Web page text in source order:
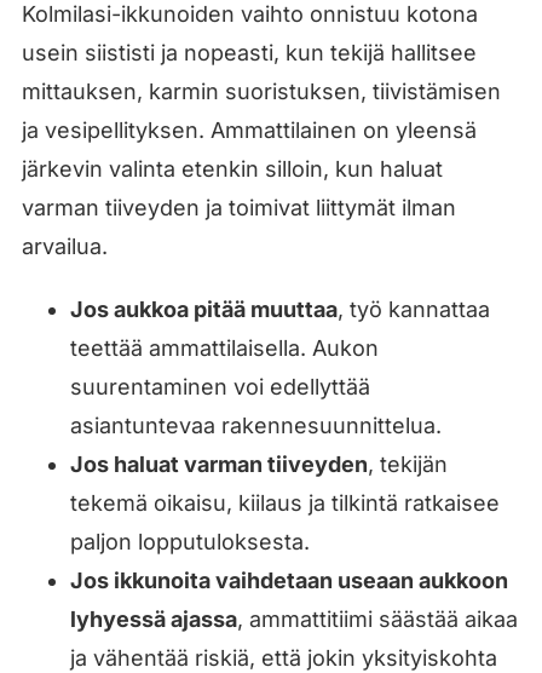
Kolmilasi-ikkunoiden vaihto onnistuu kotona
usein siististi ja nopeasti, kun tekijä hallitsee
mittauksen, karmin suoristuksen, tiivistämisen
ja vesipellityksen. Ammattilainen on yleensä
järkevin valinta etenkin silloin, kun haluat
varman tiiveyden ja toimivat liittymät ilman
arvailua.
Jos aukkoa pitää muuttaa, työ kannattaa
teettää ammattilaisella. Aukon
suurentaminen voi edellyttää
asiantuntevaa rakennesuunnittelua.
Jos haluat varman tiiveyden, tekijän
tekemä oikaisu, kiilaus ja tilkintä ratkaisee
paljon lopputuloksesta.
Jos ikkunoita vaihdetaan useaan aukkoon
lyhyessä ajassa, ammattitiimi säästää aikaa
ja vähentää riskiä, että jokin yksityiskohta